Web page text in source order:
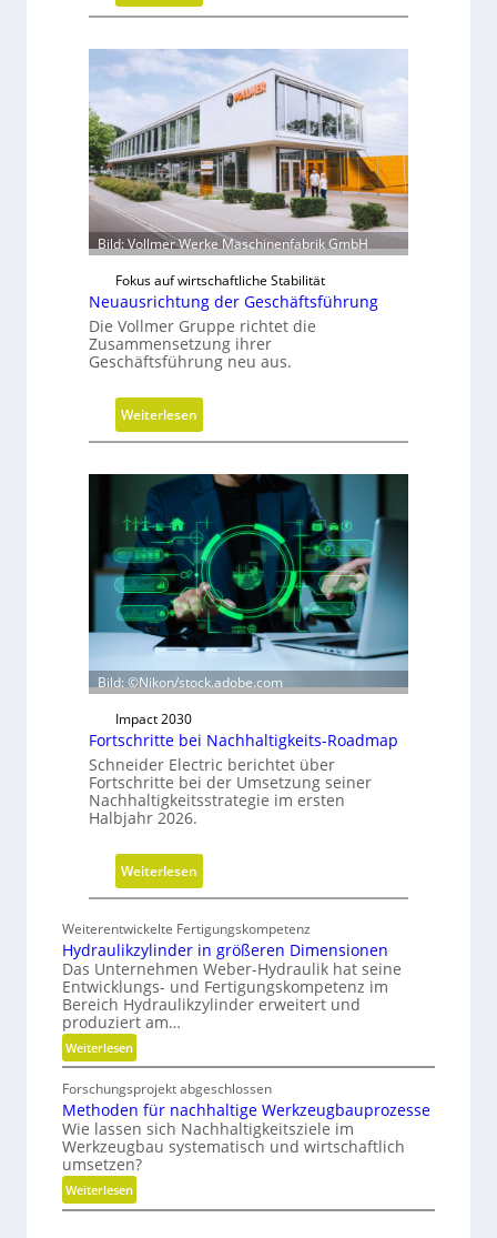
u
g
V
k
u
m
w
i
r
d
m
b
l
Bild: Vollmer Werke Maschinenfabrik GmbH
Fokus auf wirtschaftliche Stabilität
Neuausrichtung der Geschäftsführung
Die Vollmer Gruppe richtet die
Zusammensetzung ihrer
Geschäftsführung neu aus.
Weiterlesen
N
u
s
r
i
c
h
t
u
g
d
e
r
e
c
h
ä
f
t
s
ü
h
r
u
Bild: ©Nikon/stock.adobe.com
Impact 2030
Fortschritte bei Nachhaltigkeits-Roadmap
Schneider Electric berichtet über
Fortschritte bei der Umsetzung seiner
Nachhaltigkeitsstrategie im ersten
Halbjahr 2026.
Weiterlesen
F
r
t
s
c
t
t
e
Weiterentwickelte Fertigungskompetenz
Hydraulikzylinder in größeren Dimensionen
Das Unternehmen Weber-Hydraulik hat seine
Entwicklungs- und Fertigungskompetenz im
Bereich Hydraulikzylinder erweitert und
produziert am…
Weiterlesen:
H
y
d
r
a
u
l
i
Forschungsprojekt abgeschlossen
Methoden für nachhaltige Werkzeugbauprozesse
Wie lassen sich Nachhaltigkeitsziele im
Werkzeugbau systematisch und wirtschaftlich
umsetzen?
Weiterlesen:
M